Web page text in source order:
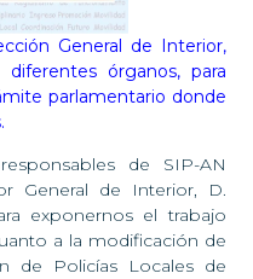
General de Interior,
órganos, para
parlamentario donde
de SIP-AN
General de Interior, D.
exponernos el trabajo
a la modificación de
de Policías Locales de